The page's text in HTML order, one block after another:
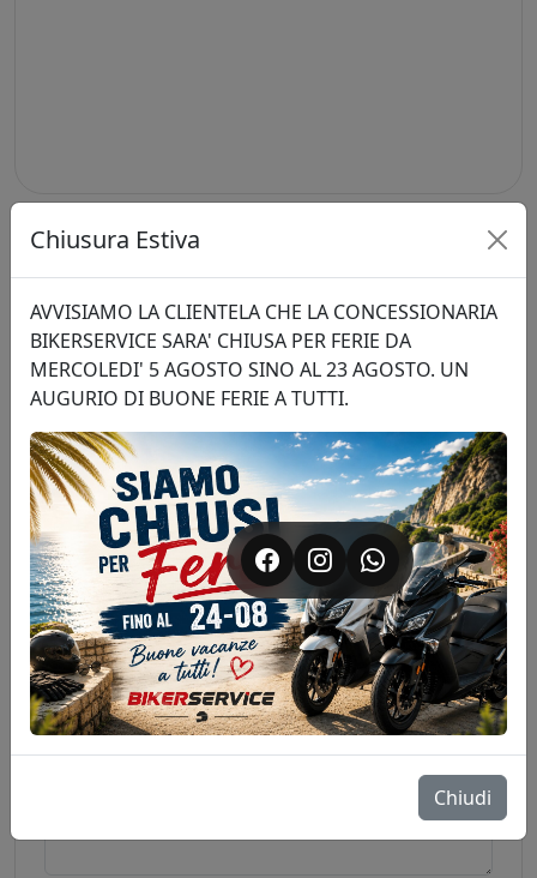
Scrivici un messaggio
Ti risponderemo il prima possibile.
SYM FUGUE 125 E5+
SYM
NOME E COGNOME
EMAIL
TELEFONO
MESSAGGIO
Chiusura Estiva
AVVISIAMO LA CLIENTELA CHE LA CONCESSIONARIA
BIKERSERVICE SARA' CHIUSA PER FERIE DA
MERCOLEDI' 5 AGOSTO SINO AL 23 AGOSTO. UN
AUGURIO DI BUONE FERIE A TUTTI.
Chiudi